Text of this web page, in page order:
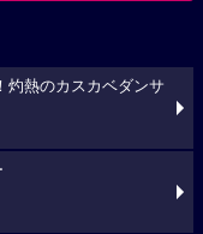
灼熱のカスカベダンサ